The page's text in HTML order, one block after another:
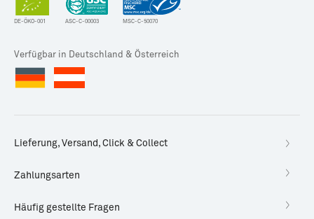
DE-ÖKO-001 ASC-C-00003 MSC-C-50070
Verfügbar in Deutschland & Österreich
Lieferung, Versand, Click & Collect
Zahlungsarten
Häufig gestellte Fragen